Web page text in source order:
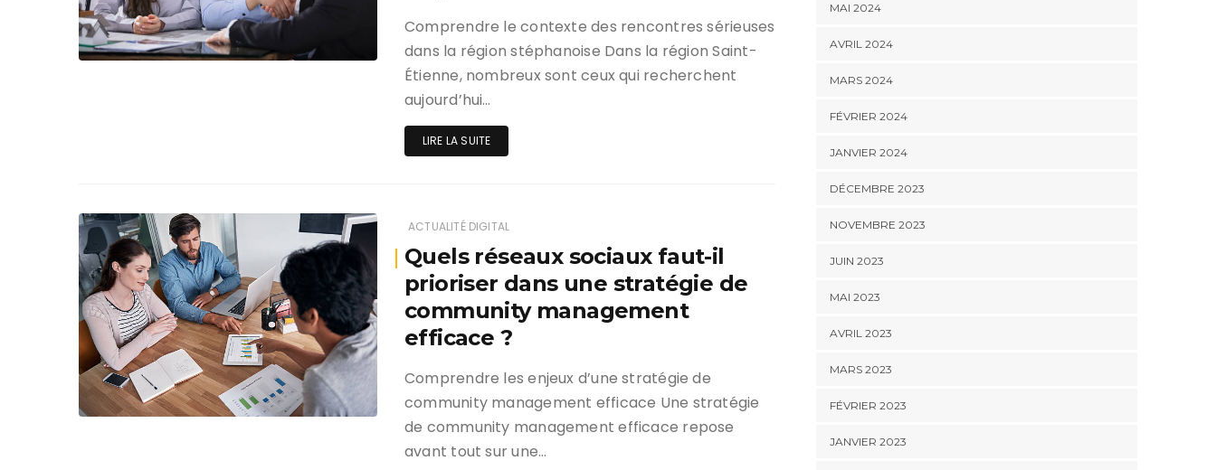
Comprendre le contexte des rencontres sérieuses
dans la région stéphanoise Dans la région Saint-
Étienne, nombreux sont ceux qui recherchent
aujourd’hui…
LIRE LA SUITE
ACTUALITÉ DIGITAL
Quels réseaux sociaux faut-il
prioriser dans une stratégie de
community management
efficace ?
Comprendre les enjeux d’une stratégie de
community management efficace Une stratégie
de community management efficace repose
avant tout sur une…
MAI 2024
AVRIL 2024
MARS 2024
FÉVRIER 2024
JANVIER 2024
DÉCEMBRE 2023
NOVEMBRE 2023
JUIN 2023
MAI 2023
AVRIL 2023
MARS 2023
FÉVRIER 2023
JANVIER 2023